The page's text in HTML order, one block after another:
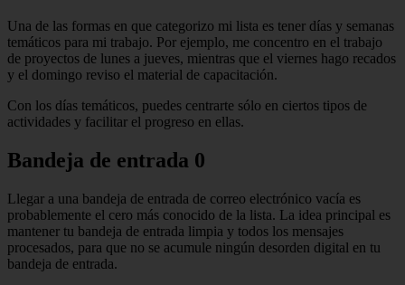
Una de las formas en que categorizo ​​mi lista es tener días y semanas
temáticos para mi trabajo. Por ejemplo, me concentro en el trabajo
de proyectos de lunes a jueves, mientras que el viernes hago recados
y el domingo reviso el material de capacitación.
Con los días temáticos, puedes centrarte sólo en ciertos tipos de
actividades y facilitar el progreso en ellas.
Bandeja de entrada 0
Llegar a una bandeja de entrada de correo electrónico vacía es
probablemente el cero más conocido de la lista. La idea principal es
mantener tu bandeja de entrada limpia y todos los mensajes
procesados, para que no se acumule ningún desorden digital en tu
bandeja de entrada.